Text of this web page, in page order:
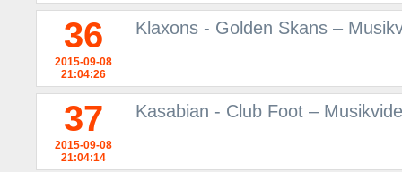
36
2015-09-08
21:04:26
Klaxons - Golden Skans –
37
2015-09-08
21:04:14
Kasabian - Club Foot –